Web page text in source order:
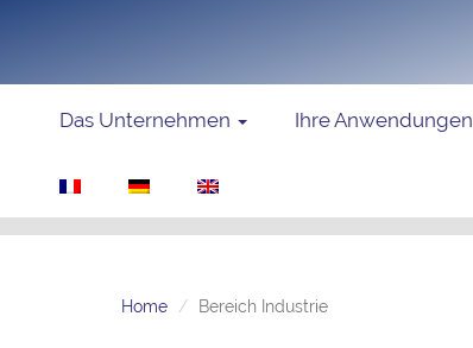
Das Unternehmen Ihre Anwendungen
Home Bereich Industrie